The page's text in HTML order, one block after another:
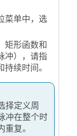
菜单中，选
矩形函数和
冲），请指
续时间。
择定义周
冲在整个时
复。